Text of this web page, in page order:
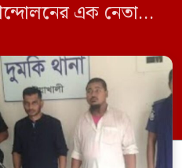
এক নেতাকে
মাদক চক্রের আরও
র‍্যাব ও পুলিশ
গোপন সংবাদের
১ পটুয়াখালী ক্যাম্পের